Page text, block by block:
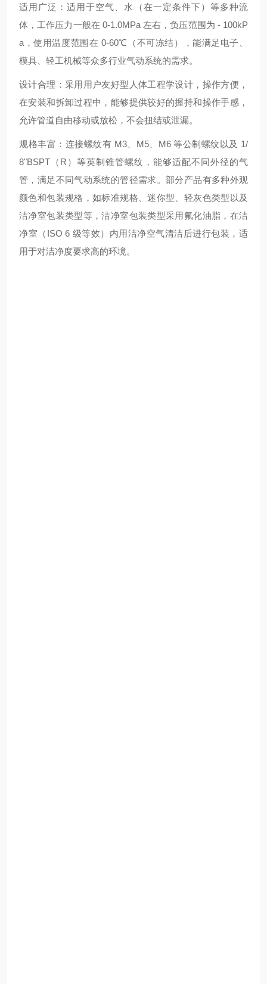
适用广泛：适用于空气、水（在一定条件下）等多种流
体，工作压力一般在 0-1.0MPa 左右，负压范围为 - 100kP
a，使用温度范围在 0-60℃（不可冻结），能满足电子、
模具、轻工机械等众多行业气动系统的需求。
设计合理：采用用户友好型人体工程学设计，操作方便，
在安装和拆卸过程中，能够提供较好的握持和操作手感，
允许管道自由移动或放松，不会扭结或泄漏。
规格丰富：连接螺纹有 M3、M5、M6 等公制螺纹以及 1/
8"BSPT（R）等英制锥管螺纹，能够适配不同外径的气
管，满足不同气动系统的管径需求。部分产品有多种外观
颜色和包装规格，如标准规格、迷你型、轻灰色类型以及
洁净室包装类型等，洁净室包装类型采用氟化油脂，在洁
净室（ISO 6 级等效）内用洁净空气清洁后进行包装，适
用于对洁净度要求高的环境。